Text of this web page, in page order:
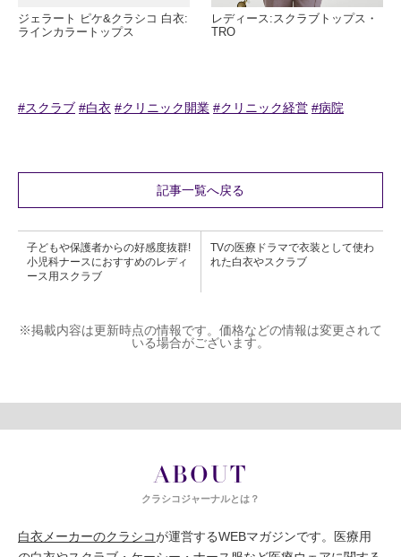
ジェラート ピケ&クラシコ 白衣:
ラインカラートップス
レディース:スクラブトップス・
TRO
#スクラブ #白衣 #クリニック開業 #クリニック経営 #病院
記事一覧へ戻る
子どもや保護者からの好感度抜群!
小児科ナースにおすすめのレディ
ース用スクラブ
TVの医療ドラマで衣装として使わ
れた白衣やスクラブ
※掲載内容は更新時点の情報です。価格などの情報は変更されて
いる場合がございます。
ABOUT
クラシコジャーナルとは？
白衣メーカーのクラシコが運営するWEBマガジンです。医療用